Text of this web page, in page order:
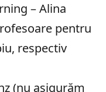
– Alina
pentru
respectiv
(nu asigurăm